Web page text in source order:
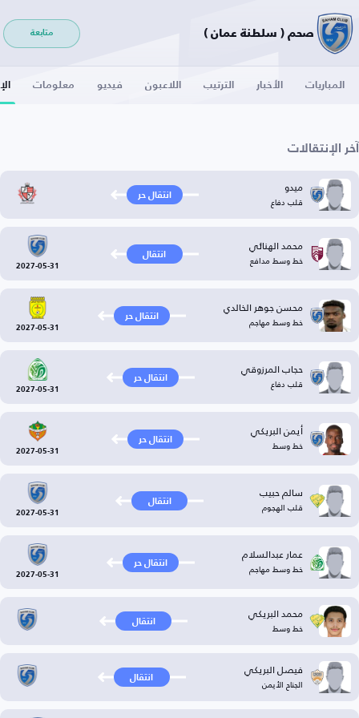
صحم ( سلطنة عمان ) متابعة
المباريات الأخبار الترتيب اللاعبون فيديو معلومات
آخر الإنتقالات
ميدو
قلب دفاع انتقال حر
محمد الهنائي
خط وسط مدافع انتقال
2027-05-31
محسن جوهر الخالدي
خط وسط مهاجم انتقال حر
2027-05-31
حجاب المرزوقي
قلب دفاع انتقال حر
2027-05-31
أيمن البريكي
خط وسط انتقال حر
2027-05-31
سالم حبيب
قلب الهجوم انتقال
2027-05-31
عمار عبدالسلام
خط وسط مهاجم انتقال حر
2027-05-31
محمد البريكي
خط وسط انتقال
فيصل البريكي
الجناح الأيمن انتقال